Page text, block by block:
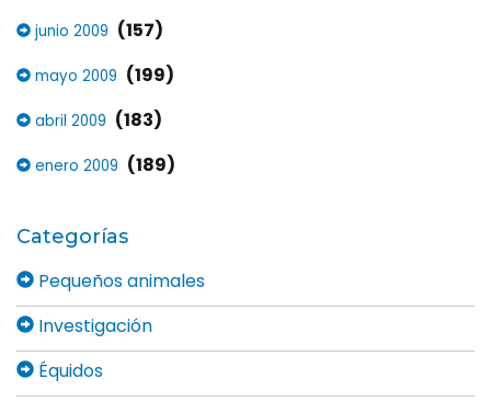
junio 2009 (157)
mayo 2009 (199)
abril 2009 (183)
enero 2009 (189)
Categorías
Pequeños animales
Investigación
Équidos